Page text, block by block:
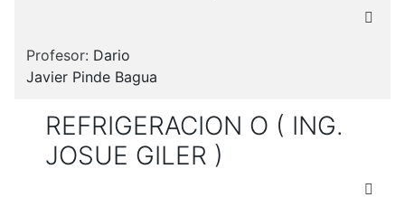
Profesor: Dario
Javier Pinde Bagua
REFRIGERACION O ( ING.
JOSUE GILER )